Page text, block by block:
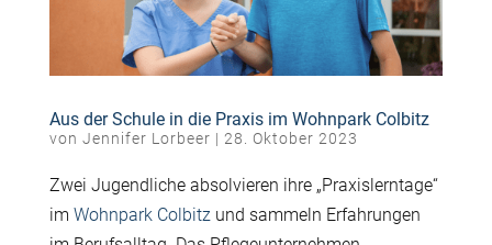
Aus der Schule in die Praxis im Wohnpark Colbitz
von Jennifer Lorbeer | 28. Oktober 2023
Zwei Jugendliche absolvieren ihre „Praxislerntage“
im Wohnpark Colbitzund sammeln Erfahrungen